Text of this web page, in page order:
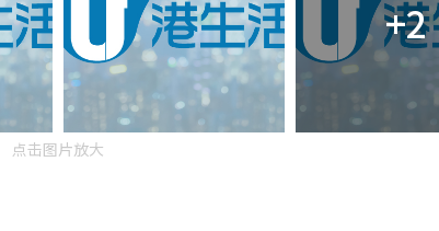
+2
点击图片放大